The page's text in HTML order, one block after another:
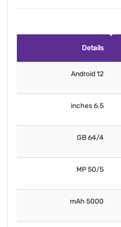
Details
Android 12
6.5 inches
64/4 GB
50/5 MP
5000 mAh